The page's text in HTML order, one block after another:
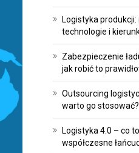
A
P
R
A
P
R
A
W
O
P
R
Z
E
Logistyka
technologie i
Zabezpieczenie
jak robić to
Outsourcing
warto go stosować?
Logistyka 4.0 – co
współczesne